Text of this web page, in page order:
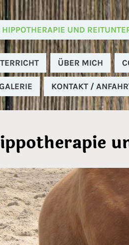
UND
ÜBER MICH
KONTAKT /